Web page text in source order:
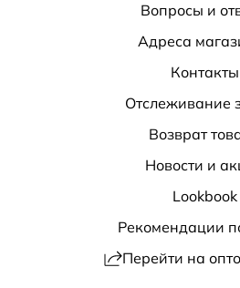
Вопросы и
Адреса
Контакты
Отслеживание
Возврат
Новости и
Lookbook
Рекомендации
Перейти на